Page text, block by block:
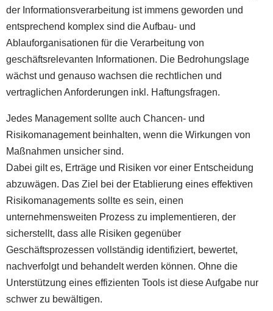
der Informationsverarbeitung ist immens geworden und
entsprechend komplex sind die Aufbau- und
Ablauforganisationen für die Verarbeitung von
geschäftsrelevanten Informationen. Die Bedrohungslage
wächst und genauso wachsen die rechtlichen und
vertraglichen Anforderungen inkl. Haftungsfragen.
Jedes Management sollte auch Chancen- und
Risikomanagement beinhalten, wenn die Wirkungen von
Maßnahmen unsicher sind.
Dabei gilt es, Erträge und Risiken vor einer Entscheidung
abzuwägen. Das Ziel bei der Etablierung eines effektiven
Risikomanagements sollte es sein, einen
unternehmensweiten Prozess zu implementieren, der
sicherstellt, dass alle Risiken gegenüber
Geschäftsprozessen vollständig identifiziert, bewertet,
nachverfolgt und behandelt werden können. Ohne die
Unterstützung eines effizienten Tools ist diese Aufgabe nur
schwer zu bewältigen.